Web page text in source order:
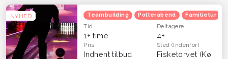
NYHED Teambuilding Polterabend Familietur
Tid
1+ time
Deltagere
4+
Pris
Indhent tilbud
Sted(Indenfor)